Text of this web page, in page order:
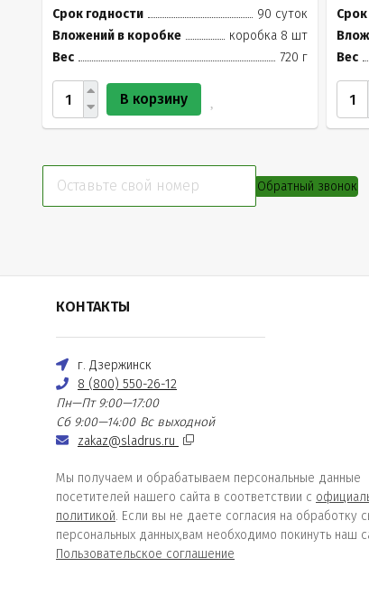
Срок годности
90 суток
Вложений в коробке
коробка 8 шт
Вес
720 г
В корзину
Вес
Обратный звонок
КОНТАКТЫ
г. Дзержинск
8 (800) 550-26-12
Пн—Пт 9:00—17:00
Сб 9:00—14:00 Вс выходной
zakaz@sladrus.ru
Мы получаем и обрабатываем персональные данные
посетителей нашего сайта в соответствии с
политикой. Если вы не даете согласия на обработку
персональных данных,вам необходимо покинуть наш
Пользовательское соглашение